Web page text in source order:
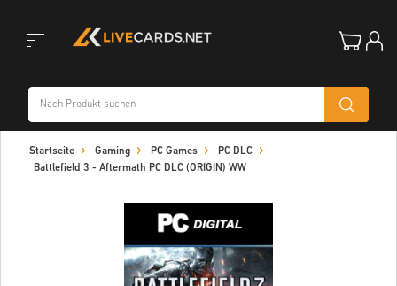
navigation
Startseite Gaming PC Games
PC DLC
Battlefield 3 - Aftermath PC DLC (ORIGIN) WW